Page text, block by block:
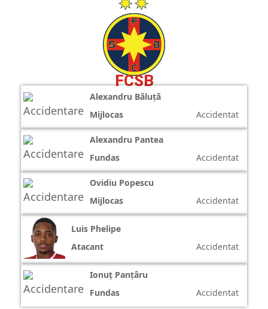
FCSB
Alexandru Băluță
Mijlocas
Accidentat
Alexandru Pantea
Fundas
Accidentat
Ovidiu Popescu
Mijlocas
Accidentat
Luis Phelipe
Atacant
Accidentat
Ionuț Panțâru
Fundas
Accidentat